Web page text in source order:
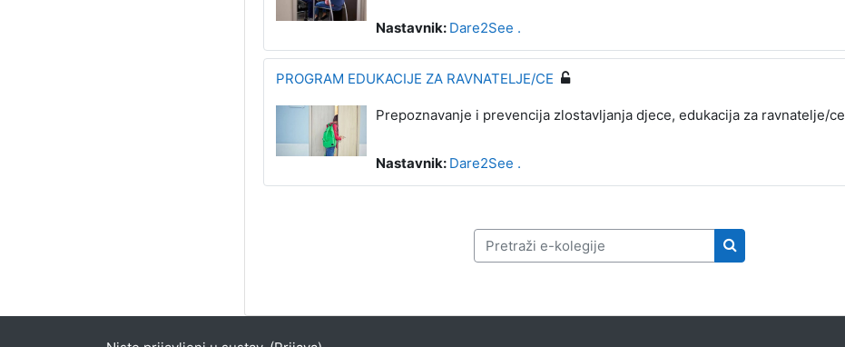
Nastavnik: Dare2See .
PROGRAM EDUKACIJE ZA RAVNATELJE/CE
Prepoznavanje i prevencija zlostavljanja djece, edukacija za ravnatelje/ce
Nastavnik: Dare2See .
Pretraži e-kolegije
Pretraži e-kolegije